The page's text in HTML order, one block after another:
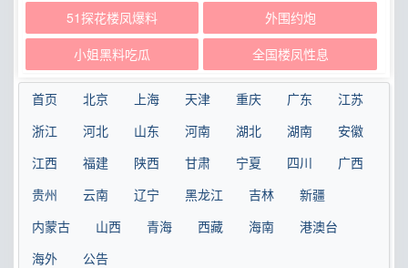
51探花楼凤爆料 外围约炮
小姐黑料吃瓜 全国楼凤性息
首页 北京 上海 天津 重庆 广东
江苏
浙江
河北 山东 河南 湖北 湖南
安徽
江西
福建 陕西 甘肃 宁夏 四川
广西
贵州
云南 辽宁 黑龙江 吉林
新疆
内蒙古
山西 青海 西藏 海南
港澳台
海外
公告